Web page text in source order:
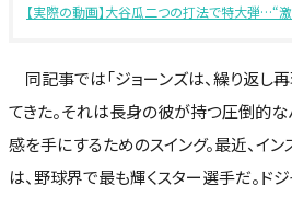
【実際の動画】大谷瓜二つの打法で特大弾…“
同記事では「ジョーンズは、繰り返し
てきた。それは長身の彼が持つ圧倒的な
感を手にするためのスイング。最近、イ
は、野球界で最も輝くスター選手だ。ドジ